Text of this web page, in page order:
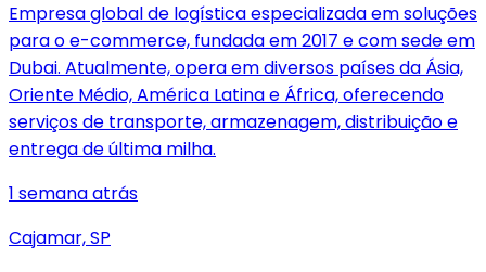
Empresa global de logística especializada em soluções
para o e-commerce, fundada em 2017 e com sede em
Dubai. Atualmente, opera em diversos países da Ásia,
Oriente Médio, América Latina e África, oferecendo
serviços de transporte, armazenagem, distribuição e
entrega de última milha.
1 semana atrás
Cajamar, SP